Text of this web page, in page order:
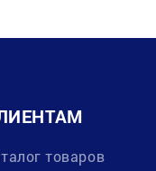
товаров